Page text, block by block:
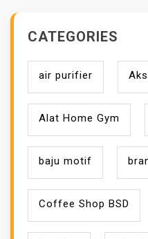
CATEGORIES
air purifier
Alat Home Gym
baju motif
Coffee Shop BSD